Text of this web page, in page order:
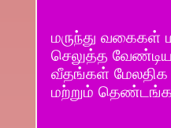
மருந்து வகைகள்
செலுத்த
வீதங்கள் மேலதிக
மற்றும்